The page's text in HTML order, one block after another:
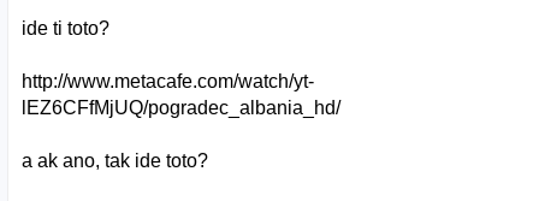
ide ti toto?
http://www.metacafe.com/watch/yt-
lEZ6CFfMjUQ/pogradec_albania_hd/
a ak ano, tak ide toto?